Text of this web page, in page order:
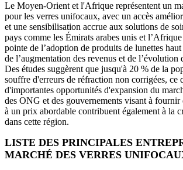
Le Moyen-Orient et l'Afrique représentent un
pour les verres unifocaux, avec un accès
et une sensibilisation accrue aux solutions de
pays comme les Émirats arabes unis et
pointe de l’adoption de produits de lunettes
de l’augmentation des revenus et de l’évolution
Des études suggèrent que jusqu'à 20 % de la
souffre d'erreurs de réfraction non corrigées, ce
d'importantes opportunités d'expansion du
des ONG et des gouvernements visant à fournir
à un prix abordable contribuent également à la
dans cette région.
LISTE DES PRINCIPALES
MARCHÉ DES VERRES